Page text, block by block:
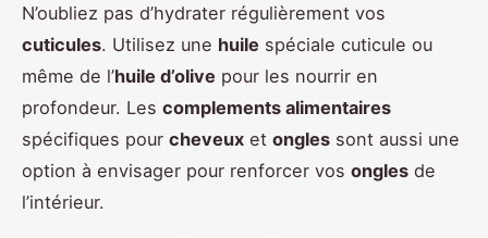
N’oubliez pas d’hydrater régulièrement vos
cuticules. Utilisez une huile spéciale cuticule ou
même de l’huile d’olive pour les nourrir en
profondeur. Les complements alimentaires
spécifiques pour cheveux et ongles sont aussi une
option à envisager pour renforcer vos ongles de
l’intérieur.